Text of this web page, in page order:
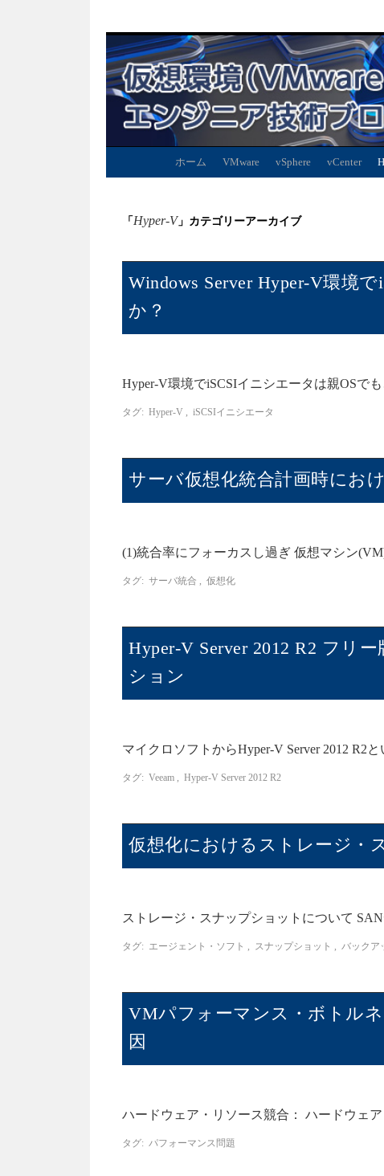
ホーム VMware vSphere vCenter
「 Hyper-V 」カテゴリーアーカイブ
Windows Server Hyper-V環境
か？
Hyper-V環境でiSCSIイニシエータは親OSで
タグ: Hyper-V , iSCSIイニシエータ
サーバ仮想化統合計画時にお
(1)統合率にフォーカスし過ぎ 仮想マシン
タグ: サーバ統合 , 仮想化
Hyper-V Server 2012 R2 フリ
ション
マイクロソフトからHyper-V Server 2012 R2
タグ: Veeam , Hyper-V Server 2012 R2
仮想化におけるストレージ・
ストレージ・スナップショットについて
タグ: エージェント・ソフト , スナップショット , バックア
VMパフォーマンス・ボトル
因
ハードウェア・リソース競合： ハードウェ
タグ: パフォーマンス問題